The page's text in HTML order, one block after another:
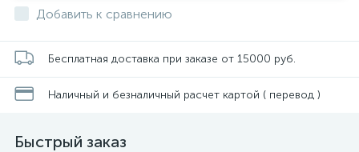
Добавить к сравнению
Бесплатная доставка при заказе от 15000 руб.
Наличный и безналичный расчет картой ( перевод )
Быстрый заказ